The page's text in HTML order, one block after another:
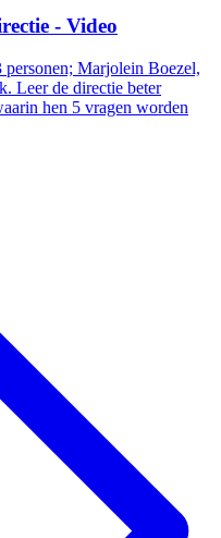
- Video
personen; Marjolein Boezel,
Leer de directie beter
hen 5 vragen worden